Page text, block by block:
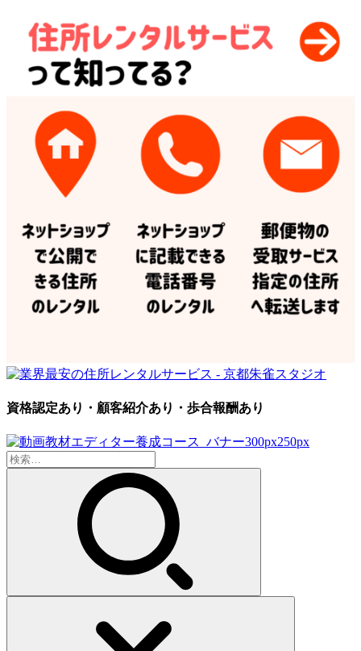
資格認定あり・顧客紹介あり・歩合報酬あり
検
索: